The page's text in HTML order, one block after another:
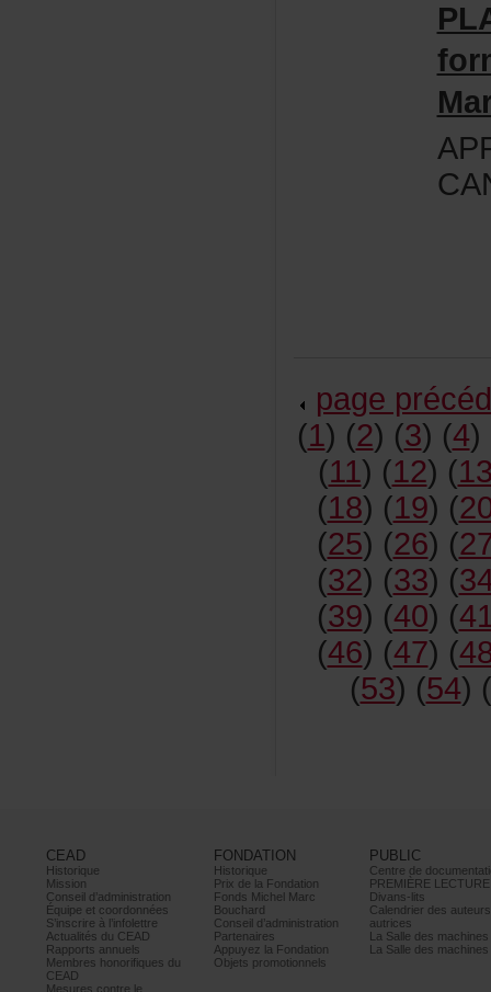
(1)(2)(3)(4
(11)(12)(
(18)(19)(
(25)(26)(
(32)(33)(
(39)(40)(
(46)(47)(
(53)(54)(
CEAD
Historique
Mission
Conseild’administration
Équipeetcoordonnées
S’inscrireàl’infolettre
ActualitésduCEAD
Rapportsannuels
Membreshonorifiquesdu
CEAD
Mesurescontrele
FONDATION
Historique
PrixdelaFondation
FondsMichelMarc
Bouchard
Conseild’administration
Partenaires
AppuyezlaFondation
Objetspromotionnels
PUBLIC
PREMIÈRELECTURE
Divans-lits
autrices